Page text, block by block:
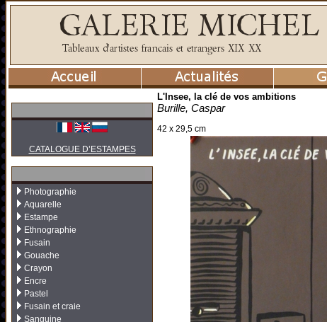
CATALOGUE D’ESTAMPES
Photographie
Aquarelle
Estampe
Ethnographie
Fusain
Gouache
Crayon
Encre
Pastel
Fusain et craie
Sanguine
L'Insee, la clé de vos ambitions
Burille, Caspar
42 x 29,5 cm